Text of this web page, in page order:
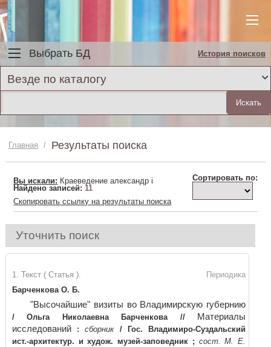
Выбрать БД История поисков
Везде по каталогу
Главная / Результаты поиска
Сортировать по:
Вы искали: Краеведение александр i
Найдено записей:11
Скопировать ссылку на результаты поиска
Уточнить поиск
Периодика
1. Текст ( Статья ).
Барченкова О. Б.
"Высочайшие" визиты во Владимирскую губернию
/ Ольга Николаевна Барченкова //
Материалы
исследований
: сборник /
Гос. Владимиро-Суздальский
ист.-архитектур. и худож. музей-заповедник ; сост. М. Е.